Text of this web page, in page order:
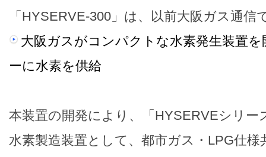
「HYSERVE-300」は、以前大阪ガス通
大阪ガスがコンパクトな水素発生装置
ーに水素を供給
本装置の開発により、「HYSERVEシリー
水素製造装置として、都市ガス・LPG仕様